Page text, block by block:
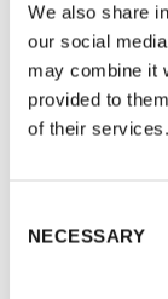
We also share
our social
may combine it
provided to
of their services.
Selection
NECESSARY
pyyhkeen.
Vuoromme
ulkona